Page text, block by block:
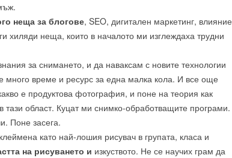
неща за блогове, SEO, дигитален маркетинг, влияние
хиляди неща, които в началото ми изглеждаха трудни
за снимането, и да наваксам с новите технологии
много време и ресурс за една малка кола. И все още
е продуктова фотография, и поне на теория как
тази област. Куцат ми снимко-обработващите програми.
Поне засега.
като най-лошия рисувач в групата, класа и
на рисуването и изкуството. Не се научих грам да